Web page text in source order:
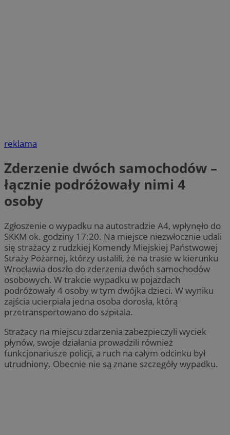
reklama
Zderzenie dwóch samochodów –
łącznie podróżowały nimi 4
osoby
Zgłoszenie o wypadku na autostradzie A4, wpłynęło do
SKKM ok. godziny 17:20. Na miejsce niezwłocznie udali
się strażacy z rudzkiej Komendy Miejskiej Państwowej
Straży Pożarnej, którzy ustalili, że na trasie w kierunku
Wrocławia doszło do zderzenia dwóch samochodów
osobowych. W trakcie wypadku w pojazdach
podróżowały 4 osoby w tym dwójka dzieci. W wyniku
zajścia ucierpiała jedna osoba dorosła, którą
przetransportowano do szpitala.
Strażacy na miejscu zdarzenia zabezpieczyli wyciek
płynów, swoje działania prowadzili również
funkcjonariusze policji, a ruch na całym odcinku był
utrudniony. Obecnie nie są znane szczegóły wypadku.